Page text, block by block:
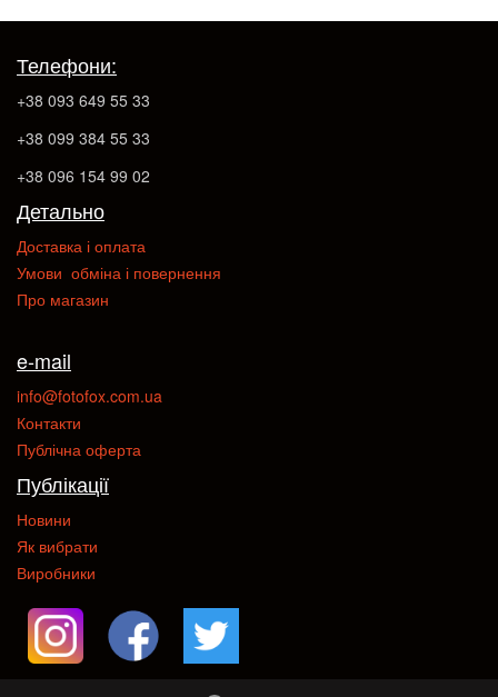
Телефони:
+38 093 649 55 33
+38 099 384 55 33
+38 096 154 99 02
Детально
Доставка і оплата
Умови обміна і повернення
Про магазин
e-mail
info@fotofox.com.ua
Контакти
Публічна оферта
Публікації
Новини
Як вибрати
Виробники